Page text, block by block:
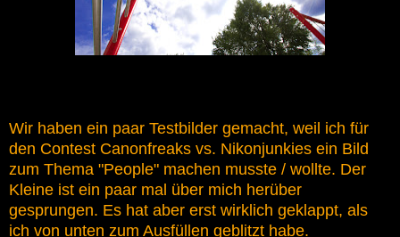
Wir haben ein paar Testbilder gemacht, weil ich für
den Contest Canonfreaks vs. Nikonjunkies ein Bild
zum Thema "People" machen musste / wollte. Der
Kleine ist ein paar mal über mich herüber
gesprungen. Es hat aber erst wirklich geklappt, als
ich von unten zum Ausfüllen geblitzt habe.